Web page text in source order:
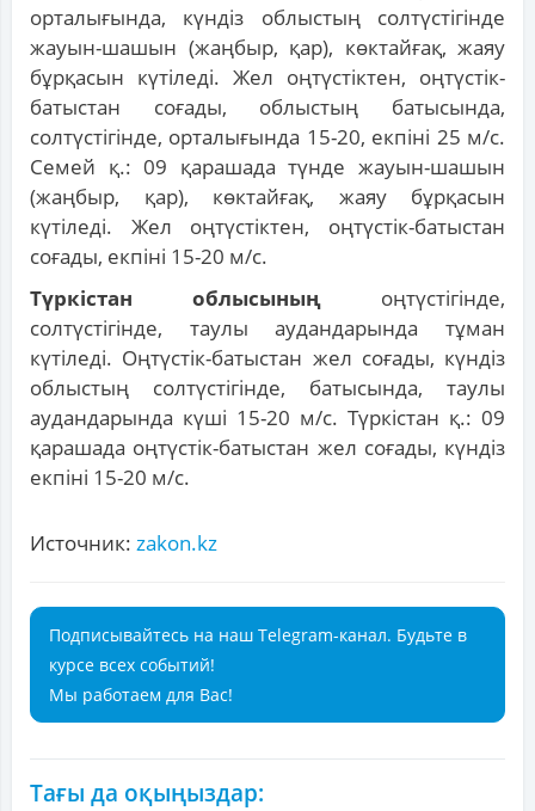
орталығында, күндіз облыстың солтүстігінде
жауын-шашын (жаңбыр, қар), көктайғақ, жаяу
бұрқасын күтіледі. Жел оңтүстіктен, оңтүстік-
батыстан соғады, облыстың батысында,
солтүстігінде, орталығында 15-20, екпіні 25 м/с.
Семей қ.: 09 қарашада түнде жауын-шашын
(жаңбыр, қар), көктайғақ, жаяу бұрқасын
күтіледі. Жел оңтүстіктен, оңтүстік-батыстан
соғады, екпіні 15-20 м/с.
Түркістан облысының оңтүстігінде,
солтүстігінде, таулы аудандарында тұман
күтіледі. Оңтүстік-батыстан жел соғады, күндіз
облыстың солтүстігінде, батысында, таулы
аудандарында күші 15-20 м/с. Түркістан қ.: 09
қарашада оңтүстік-батыстан жел соғады, күндіз
екпіні 15-20 м/с.
Источник: zakon.kz
Подписывайтесь на наш Telegram-канал. Будьте в
курсе всех событий!
Мы работаем для Вас!
Тағы да оқыңыздар: